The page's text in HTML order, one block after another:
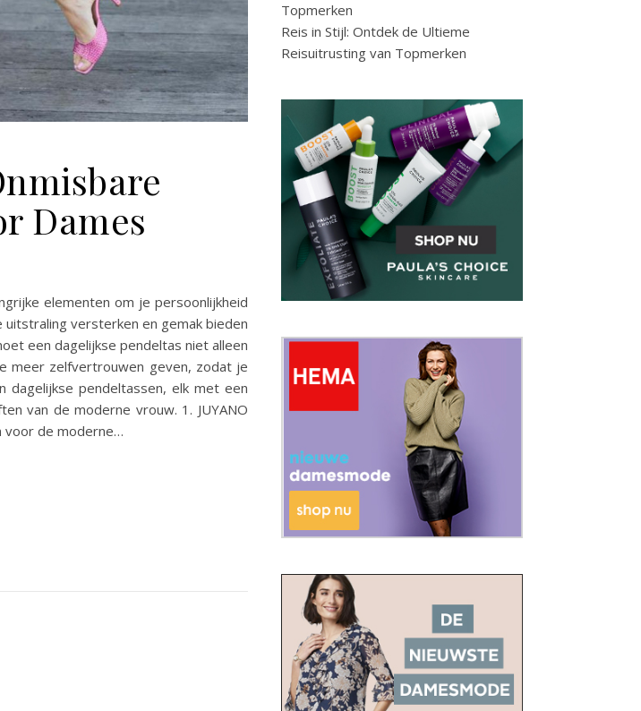
Dames
elementen om je persoonlijkheid
versterken en gemak bieden
een dagelijkse pendeltas niet alleen
meer zelfvertrouwen geven, zodat je
dagelijkse pendeltassen, elk met een
van de moderne vrouw. 1. JUYANO
voor de moderne…
Topmerken
Reis in Stijl: Ontdek de Ultieme
Reisuitrusting van Topmerken